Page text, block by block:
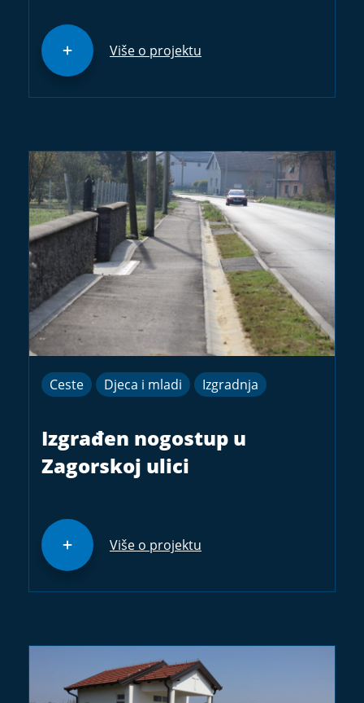
Više o projektu
Ceste Djeca i mladi Izgradnja
Izgrađen nogostup u
Zagorskoj ulici
Više o projektu